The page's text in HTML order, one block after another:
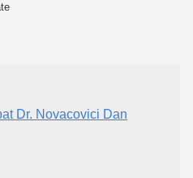
Dr. Novacovici Dan